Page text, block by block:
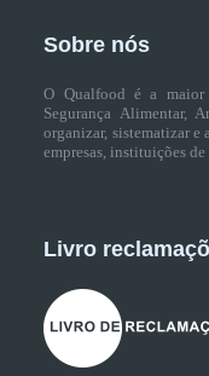
Sobre nós
O Qualfood é a maior
Segurança Alimentar,
organizar, sistematizar e
empresas, instituições
Livro